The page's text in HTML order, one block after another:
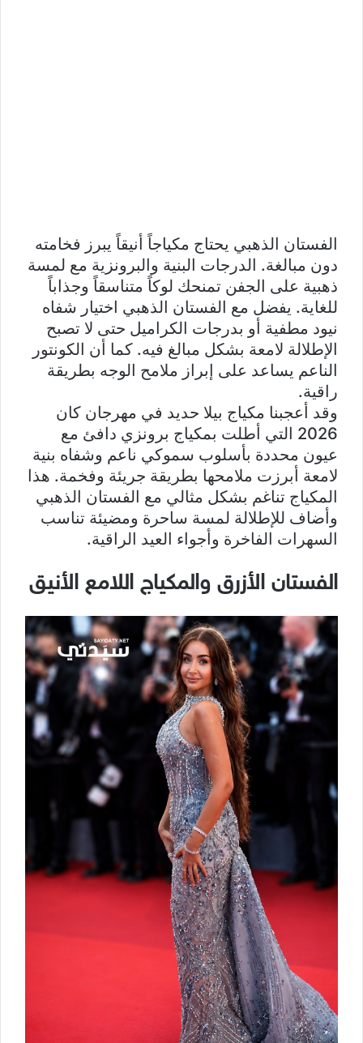
الفستان الذهبي يحتاج مكياجاً أنيقاً يبرز فخامته
دون مبالغة. الدرجات البنية والبرونزية مع لمسة
ذهبية على الجفن تمنحك لوكاً متناسقاً وجذاباً
للغاية. يفضل مع الفستان الذهبي اختيار شفاه
نيود مطفية أو بدرجات الكراميل حتى لا تصبح
الإطلالة لامعة بشكل مبالغ فيه. كما أن الكونتور
الناعم يساعد على إبراز ملامح الوجه بطريقة
راقية.
وقد أعجبنا مكياج بيلا حديد في مهرجان كان
2026 التي أطلت بمكياج برونزي دافئ مع
عيون محددة بأسلوب سموكي ناعم وشفاه بنية
لامعة أبرزت ملامحها بطريقة جريئة وفخمة. هذا
المكياج تناغم بشكل مثالي مع الفستان الذهبي
وأضاف للإطلالة لمسة ساحرة ومضيئة تناسب
السهرات الفاخرة وأجواء العيد الراقية.
الفستان الأزرق والمكياج اللامع الأنيق